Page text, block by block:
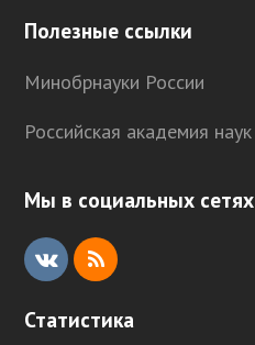
Полезные ссылки
Минобрнауки России
Российская академия наук
Мы в социальных сетях
V
R
Статистика